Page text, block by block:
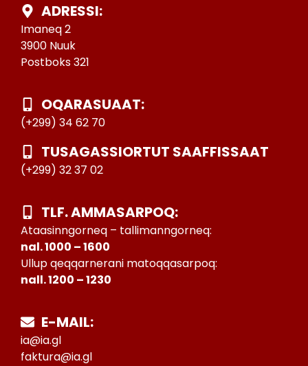
ADRESSI:
Imaneq 2
3900 Nuuk
Postboks 321
OQARASUAAT:
(+299) 34 62 70
TUSAGASSIORTUT SAAFFISSAAT
(+299) 32 37 02
TLF. AMMASARPOQ:
Ataasinngorneq – tallimanngorneq:
nal. 1000 – 1600
Ullup qeqqarnerani matoqqasarpoq:
nall. 1200 – 1230
E-MAIL:
ia@ia.gl
faktura@ia.gl